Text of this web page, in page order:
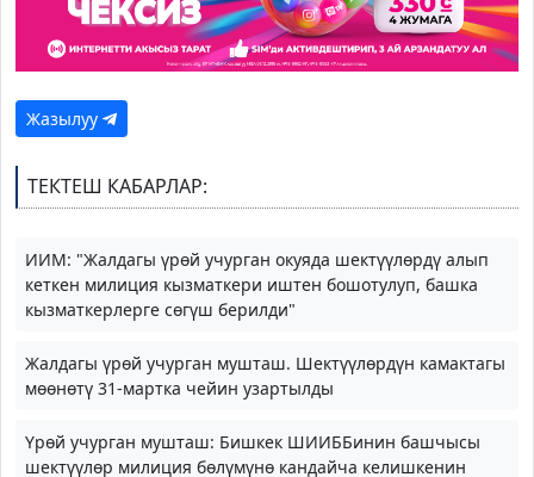
Жазылуу
ТЕКТЕШ КАБАРЛАР:
ИИМ: "Жалдагы үрөй учурган окуяда шектүүлөрдү алып
кеткен милиция кызматкери иштен бошотулуп, башка
кызматкерлерге сөгүш берилди"
Жалдагы үрөй учурган мушташ. Шектүүлөрдүн камактагы
мөөнөтү 31-мартка чейин узартылды
Үрөй учурган мушташ: Бишкек ШИИББинин башчысы
шектүүлөр милиция бөлүмүнө кандайча келишкенин